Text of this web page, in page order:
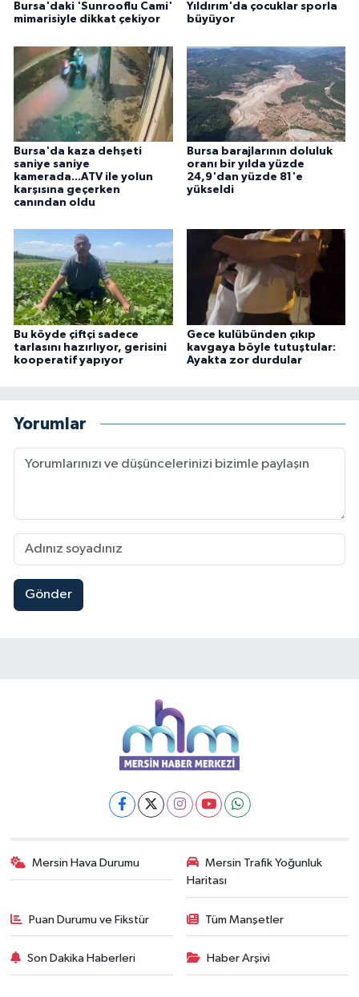
Bursa'daki 'Sunrooflu Cami'
mimarisiyle dikkat çekiyor
Yıldırım'da çocuklar sporla
büyüyor
Bursa'da kaza dehşeti
saniye saniye
kamerada...ATV ile yolun
karşısına geçerken
canından oldu
Bursa barajlarının doluluk
oranı bir yılda yüzde
24,9'dan yüzde 81'e
yükseldi
Bu köyde çiftçi sadece
tarlasını hazırlıyor, gerisini
kooperatif yapıyor
Gece kulübünden çıkıp
kavgaya böyle tutuştular:
Ayakta zor durdular
Yorumlar
Gönder
Mersin Hava Durumu
Mersin Trafik Yoğunluk
Haritası
Puan Durumu ve Fikstür Tüm Manşetler
Son Dakika Haberleri Haber Arşivi